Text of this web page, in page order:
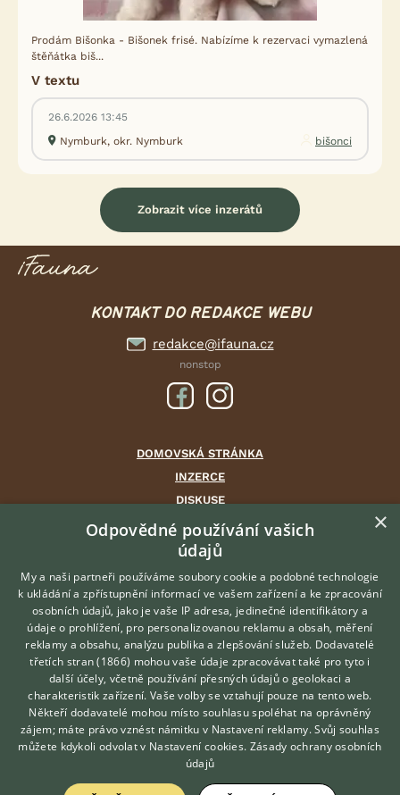
Prodám Bišonka - Bišonek frisé. Nabízíme k rezervaci vymazlená
štěňátka biš...
V textu
26.6.2026 13:45
Nymburk, okr. Nymburk
bišonci
Zobrazit více inzerátů
KONTAKT DO REDAKCE WEBU
redakce@ifauna.cz
nonstop
DOMOVSKÁ STRÁNKA
INZERCE
DISKUSE
ČLÁNKY
CHOVATELSKÉ STANICE
VÝBĚR VHODNÉHO PLEMENE
O nás
Kontakt
Možnosti zvýraznění inzerátů
Podmínky užití
Zpracování osobních údajů
Přihlášení
Hledáte zvířecího kamaráda?
Zdarma vám poradí
VETERINÁŘ ONLINE
KONZULTOVAT S
VETERINÁŘEM
×
Odpovědné používání vašich
údajů
My a naši partneři používáme soubory cookie a podobné technologie
k ukládání a zpřístupnění informací ve vašem zařízení a ke zpracování
osobních údajů, jako je vaše IP adresa, jedinečné identifikátory a
údaje o prohlížení, pro personalizovanou reklamu a obsah, měření
reklamy a obsahu, analýzu publika a zlepšování služeb. Dodavatelé
třetích stran (1866) mohou vaše údaje zpracovávat také pro tyto i
další účely, včetně používání přesných údajů o geolokaci a
charakteristik zařízení. Vaše volby se vztahují pouze na tento web.
Někteří dodavatelé mohou místo souhlasu spoléhat na oprávněný
zájem; máte právo vznést námitku v Nastavení reklamy. Svůj souhlas
můžete kdykoli odvolat v Nastavení cookies. Zásady ochrany osobních
údajů